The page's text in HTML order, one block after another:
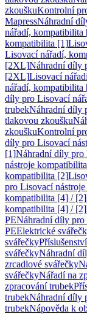
zkouškuKontrolní
MapressNáhradní
nářadí, kompatibilita
kompatibilita [1]
Lisovací nářadí,
[2XL]Náhradní díly
[2XL]Lisovací
nářadí, kompatibilita
díly pro Lisovací
trubekNáhradní díly
tlakovou zkoušku
zkouškuKontrolní
díly pro Lisovací
[1]Náhradní díly pro
nástroje
kompatibilita [2]
pro Lisovací
kompatibilita [4] / [2]
kompatibilita [4] / [2]
PENáhradní díly pro
PEElektrické
svářečky
svářečkyNáhradní
zrcadlové svářečky
svářečkyNářadí na
zpracování trubek
trubekNáhradní díly
trubekNápověda k